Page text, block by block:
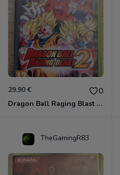
29.90 € 0
Dragon Ball Raging Blast 2 Xbox 360
TheGamingR83